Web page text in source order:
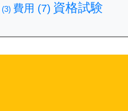
(3) 費用 (7) 資格試験